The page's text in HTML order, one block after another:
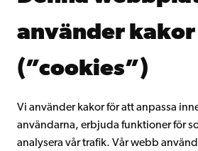
använder kakor
(”cookies”)
Vi använder kakor för att anpassa
användarna, erbjuda funktioner för
analysera vår trafik. Vår webb
Gå med i Åbo Akademis
Intranätet
Facebook InstagramYouTube LinkedIn Blog Snapchat